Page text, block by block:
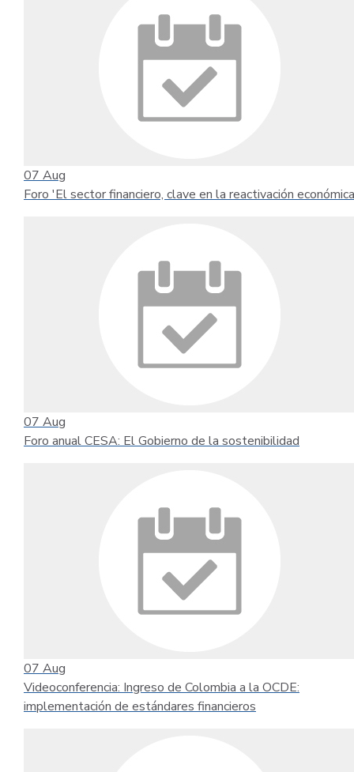
07 Aug
Foro 'El sector financiero, clave en la reactivación
07 Aug
Foro anual CESA: El Gobierno de la sostenibilidad
07 Aug
Videoconferencia: Ingreso de Colombia a la OCDE:
implementación de estándares financieros